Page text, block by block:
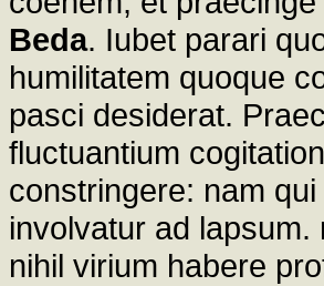
Beda. Iubet parari
humilitatem quoque
pasci desiderat.
fluctuantium
constringere: nam
involvatur ad
nihil virium habere